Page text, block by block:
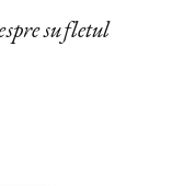
sufletul